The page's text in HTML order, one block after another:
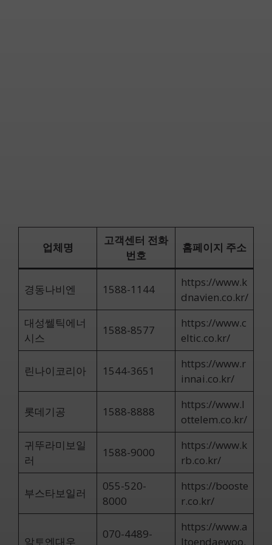
업체명
고객센터 전화
번호
홈페이지 주소
경동나비엔 1588-1144
https://www.k
dnavien.co.kr/
대성쎌틱에너
시스
1588-8577
https://www.c
eltic.co.kr/
린나이코리아 1544-3651
https://www.r
innai.co.kr/
롯데기공 1588-8888
https://www.l
ottelem.co.kr/
귀뚜라미보일
러
1588-9000
https://www.k
rb.co.kr/
부스타보일러
055-520-
8000
https://booste
r.co.kr/
알토엔대우
070-4489-
https://www.a
ltoendaewoo.